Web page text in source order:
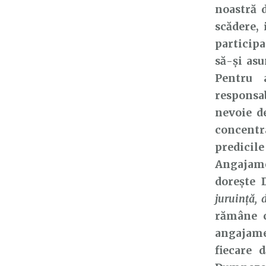
noastră
să-și
Pentru
nevoie
dorește
juruință,
rămâne
fiecare